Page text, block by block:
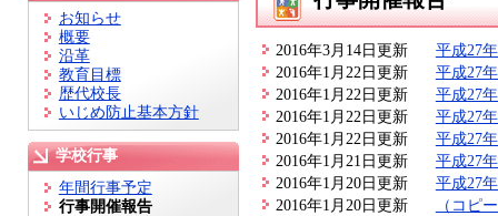
お知らせ
概要
沿革
教育目標
歴代校長
いじめ防止基本方針
学校行事
年間行事予定
行事開催報告
2016年3月14日更新
平成27
2016年1月22日更新
平成27
2016年1月22日更新
平成27
2016年1月22日更新
平成27
2016年1月22日更新
平成27
2016年1月21日更新
平成27
2016年1月20日更新
平成27
2016年1月20日更新
（コピ